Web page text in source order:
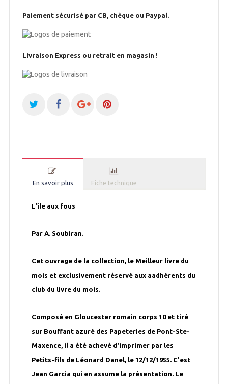
Paiement sécurisé par CB, chèque ou Paypal.
Livraison Express ou retrait en magasin !
En savoir plus Fiche technique
L'île aux fous
Par A. Soubiran.
Cet ouvrage de la collection, le Meilleur livre du
mois et exclusivement réservé aux aadhérents du
club du livre du mois.
Composé en Gloucester romain corps 10 et tiré
sur Bouffant azuré des Papeteries de Pont-Ste-
Maxence, il a été achevé d'imprimer par les
Petits-fils de Léonard Danel, le 12/12/1955. C'est
Jean Garcia qui en assume la présentation. Le